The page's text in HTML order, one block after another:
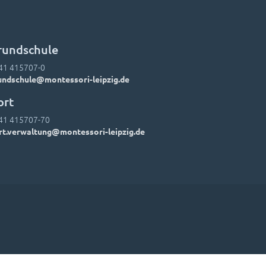
415707-0
leipzig.de
415707-70
leipzig.de